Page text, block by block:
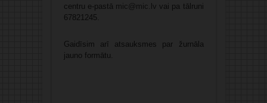
centru e-pastā mic@mic.lv vai pa tālruni
67821245.
Gaidīsim arī atsauksmes par žurnāla
jauno formātu.